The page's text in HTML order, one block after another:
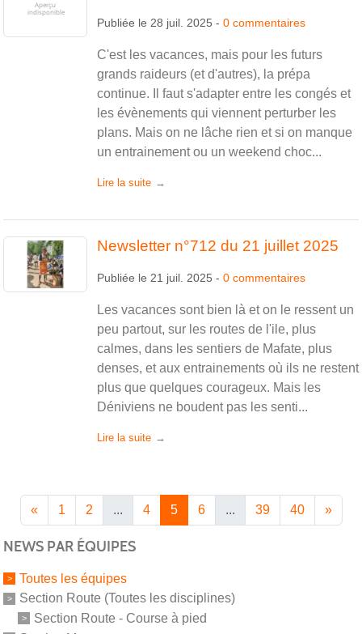
Publiée le 28 juil. 2025 - 0 commentaires
C'est les vacances, mais pour les futurs
grands raideurs (et d'autres), la prépa
continue. Il faut s'adapter entre les congés et
les évènements qui viennent perturber les
plans. Mais on ne lâche rien et si on manque
un entrainement ou un weekend choc...
Lire la suite
Newsletter n°712 du 21 juillet 2025
Publiée le 21 juil. 2025 - 0 commentaires
Les vacances sont bien là et on le ressent un
peu partout, sur les routes de l'ile, plus
calmes, dans les sentiers de Mafate, plus
denses, et aux entrainements où ils ne restent
plus que quelques courageux. Mais les
Déniviens ne boudent pas les senti...
Lire la suite
« 1 2 ... 4 5 6 ... 39 40 »
NEWS PAR ÉQUIPES
Toutes les équipes
Section Route (Toutes les disciplines)
Section Route - Course à pied